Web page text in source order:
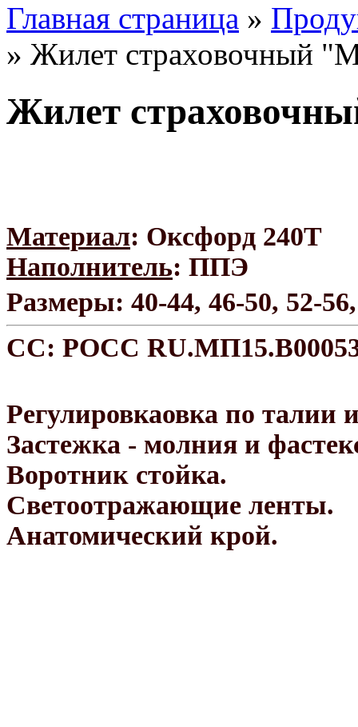
Главная страница »
» Жилет страховочный
Жилет
Материал: Оксфорд 240Т
Наполнитель: ППЭ
Размеры: 40-44, 46-50, 52-
СС: РОСС
Регулировкаовка по талии
Застежка - молния и
Воротник стойка.
Светоотражающие ленты.
Анатомический крой.